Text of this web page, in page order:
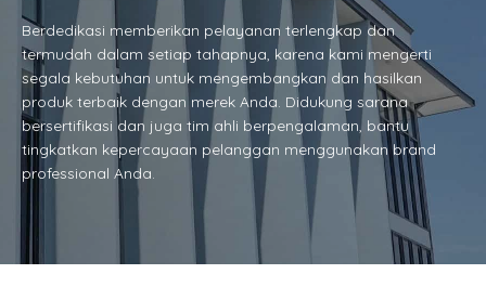
Berdedikasi memberikan pelayanan terlengkap dan
termudah dalam setiap tahapnya, karena kami mengerti
segala kebutuhan untuk mengembangkan dan hasilkan
produk terbaik dengan merek Anda. Didukung sarana
bersertifikasi dan juga tim ahli berpengalaman, bantu
tingkatkan kepercayaan pelanggan menggunakan brand
professional Anda.